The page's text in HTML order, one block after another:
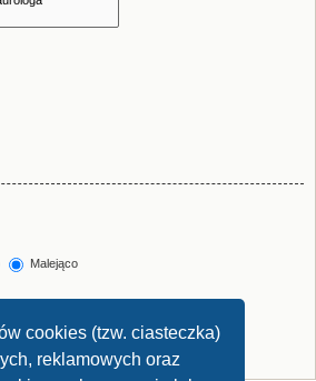
cookies (tzw. ciasteczka)
reklamowych oraz
Malejąco
w poście